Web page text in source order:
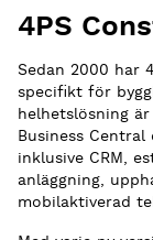
4PS
Sedan 2000 har
specifikt för
helhetslösning
Business
inklusive CRM,
anläggning,
mobilaktiverad